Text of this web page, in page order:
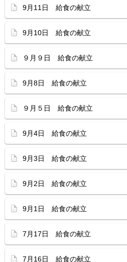
9月11日 給食の献立
9月10日 給食の献立
９月９日 給食の献立
9月8日 給食の献立
９月５日 給食の献立
9月4日 給食の献立
9月3日 給食の献立
9月2日 給食の献立
9月1日 給食の献立
7月17日 給食の献立
7月16日 給食の献立